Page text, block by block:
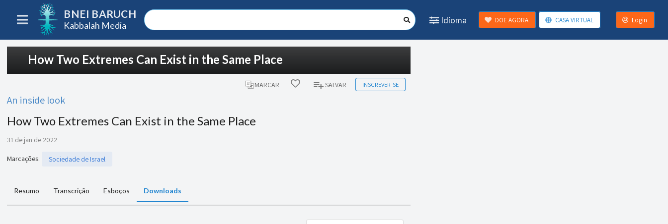
BNEI BARUCH
Kabbalah Media
Idioma DOE AGORA CASA VIRTUAL Login
How Two Extremes Can Exist in the Same Place
MARCAR SALVAR INSCREVER-SE
An inside look
How Two Extremes Can Exist in the Same Place
31 de jan de 2022
Marcações: Sociedade de Israel
Resumo Transcrição Esboços Downloads